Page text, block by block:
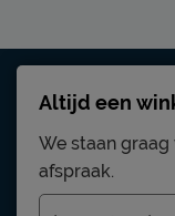
Altijd een
We staan
afspraak.